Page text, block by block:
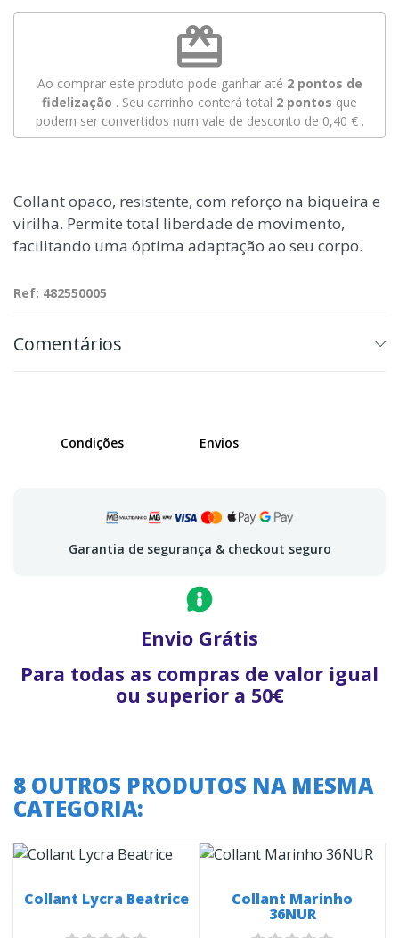
redeem
Ao comprar este produto pode ganhar até 2pontos de
fidelização . Seu carrinho conterá total 2 pontos que
podem ser convertidos num vale de desconto de 0,40 €.
Collant opaco, resistente, com reforço na biqueira e
virilha. Permite total liberdade de movimento,
facilitando uma óptima adaptação ao seu corpo.
Ref: 482550005
Comentários
Condições Envios
Garantia de segurança & checkout seguro
Envio Grátis
Para todas as compras de valor igual
ou superior a 50€
8 OUTROS PRODUTOS NA MESMA
CATEGORIA:
Collant Lycra Beatrice Collant Marinho
36NUR